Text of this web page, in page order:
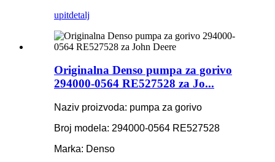
upitdetalj
Originalna Denso pumpa za gorivo
294000-0564 RE527528 za Jo...
Naziv proizvoda: pumpa za gorivo
Broj modela: 294000-0564 RE527528
Marka: Denso